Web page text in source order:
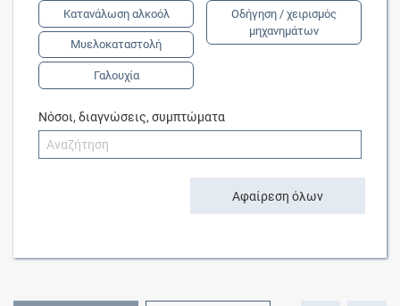
Κατανάλωση αλκοόλ
Μυελοκαταστολή
Γαλουχία
Οδήγηση / χειρισμός
μηχανημάτων
Νόσοι, διαγνώσεις, συμπτώματα
Αφαίρεση όλων